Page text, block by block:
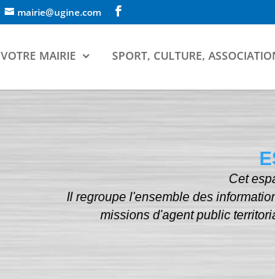
mairie@ugine.com
VOTRE MAIRIE SPORT, CULTURE,
Cet
Il regroupe l'ensemble des
missions d'agent public